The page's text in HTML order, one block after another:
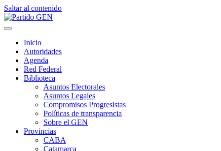
Saltar al contenido
Inicio
Autoridades
Agenda
Red Federal
Biblioteca
Asuntos Electorales
Asuntos Legales
Compromisos Progresistas
Políticas de transparencia
Sobre el GEN
Provincias
CABA
Catamarca